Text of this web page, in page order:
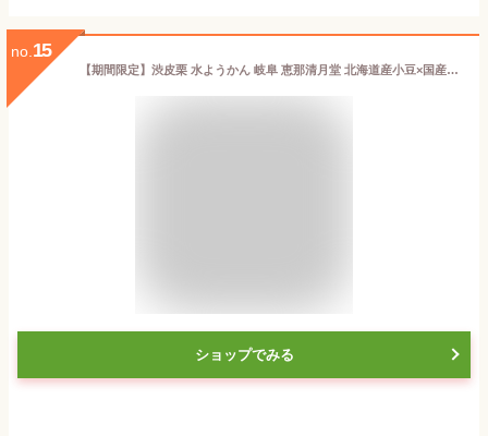
no. 15
【期間限定】渋皮栗 水ようかん 岐阜 恵那清月堂 北海道産小豆×国産栗使用 ひんやり贅沢和菓子 手土産 お供え まとめ買い 贈り物に◎ 和菓子ギフト 人気スイーツ 栗 羊羹
ショップでみる